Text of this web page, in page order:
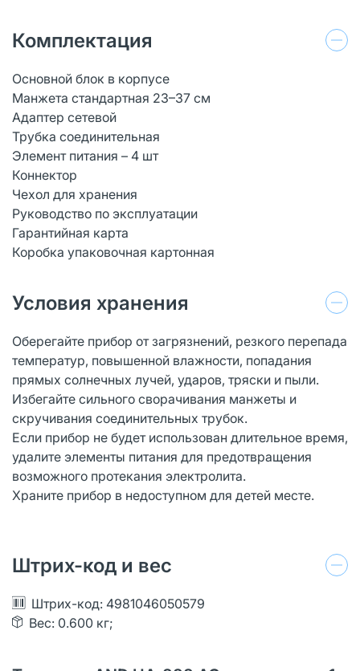
Комплектация
Основной блок в корпусе
Манжета стандартная 23–37 см
Адаптер сетевой
Трубка соединительная
Элемент питания – 4 шт
Коннектор
Чехол для хранения
Руководство по эксплуатации
Гарантийная карта
Коробка упаковочная картонная
Условия хранения
Оберегайте прибор от загрязнений, резкого перепада
температур, повышенной влажности, попадания
прямых солнечных лучей, ударов, тряски и пыли.
Избегайте сильного сворачивания манжеты и
скручивания соединительных трубок.
Если прибор не будет использован длительное время,
удалите элементы питания для предотвращения
возможного протекания электролита.
Храните прибор в недоступном для детей месте.
Штрих-код и вес
Штрих-код: 4981046050579
Вес: 0.600 кг;